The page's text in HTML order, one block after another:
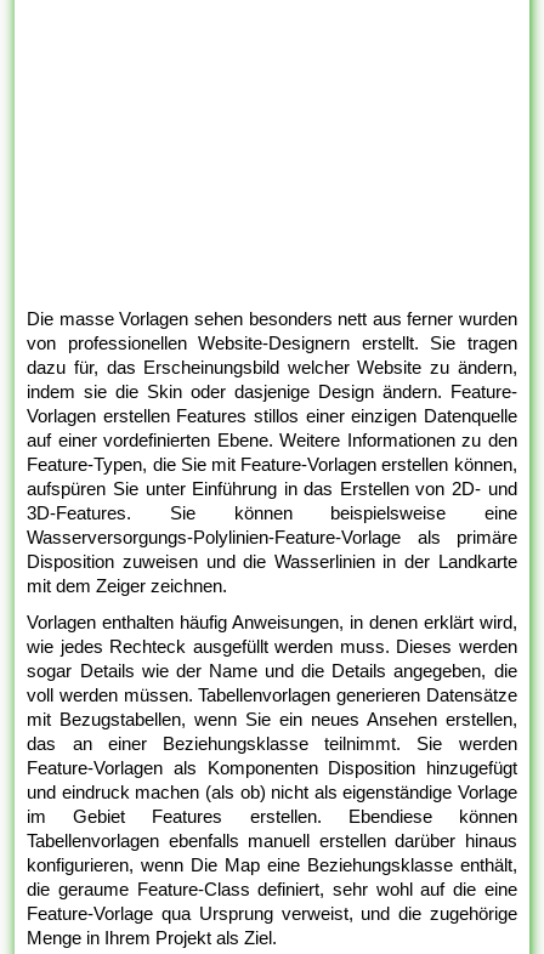
Die masse Vorlagen sehen besonders nett aus ferner wurden
von professionellen Website-Designern erstellt. Sie tragen
dazu für, das Erscheinungsbild welcher Website zu ändern,
indem sie die Skin oder dasjenige Design ändern. Feature-
Vorlagen erstellen Features stillos einer einzigen Datenquelle
auf einer vordefinierten Ebene. Weitere Informationen zu den
Feature-Typen, die Sie mit Feature-Vorlagen erstellen können,
aufspüren Sie unter Einführung in das Erstellen von 2D- und
3D-Features. Sie können beispielsweise eine
Wasserversorgungs-Polylinien-Feature-Vorlage als primäre
Disposition zuweisen und die Wasserlinien in der Landkarte
mit dem Zeiger zeichnen.
Vorlagen enthalten häufig Anweisungen, in denen erklärt wird,
wie jedes Rechteck ausgefüllt werden muss. Dieses werden
sogar Details wie der Name und die Details angegeben, die
voll werden müssen. Tabellenvorlagen generieren Datensätze
mit Bezugstabellen, wenn Sie ein neues Ansehen erstellen,
das an einer Beziehungsklasse teilnimmt. Sie werden
Feature-Vorlagen als Komponenten Disposition hinzugefügt
und eindruck machen (als ob) nicht als eigenständige Vorlage
im Gebiet Features erstellen. Ebendiese können
Tabellenvorlagen ebenfalls manuell erstellen darüber hinaus
konfigurieren, wenn Die Map eine Beziehungsklasse enthält,
die geraume Feature-Class definiert, sehr wohl auf die eine
Feature-Vorlage qua Ursprung verweist, und die zugehörige
Menge in Ihrem Projekt als Ziel.